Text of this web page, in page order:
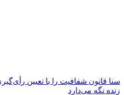
سنا قانون شفافیت را با تعیین
زنده نگه می‌دارد